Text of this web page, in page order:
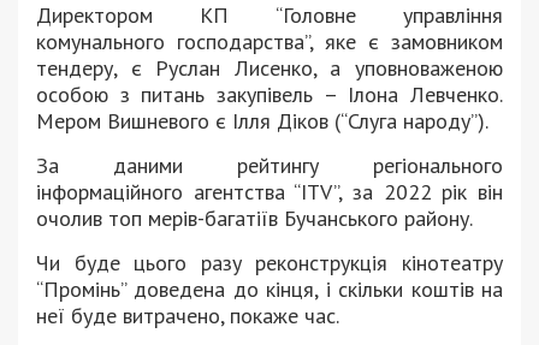
Директором КП “Головне управління
комунального господарства”, яке є замовником
тендеру, є Руслан Лисенко, а уповноваженою
особою з питань закупівель – Ілона Левченко.
Мером Вишневого є Ілля Діков (“Слуга народу”).
За даними рейтингу регіонального
інформаційного агентства “ITV”, за 2022 рік він
очолив топ мерів-багатіїв Бучанського району.
Чи буде цього разу реконструкція кінотеатру
“Промінь” доведена до кінця, і скільки коштів на
неї буде витрачено, покаже час.